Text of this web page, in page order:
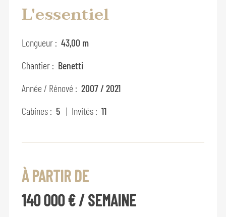
L'essentiel
Longueur : 43,00 m
Chantier : Benetti
Année / Rénové : 2007 / 2021
Cabines : 5 | Invités : 11
À PARTIR DE
140 000 € / SEMAINE